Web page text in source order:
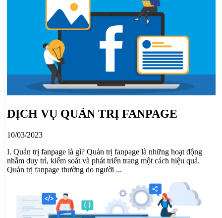
DỊCH VỤ QUẢN TRỊ FANPAGE
10/03/2023
I. Quản trị fanpage là gì? Quản trị fanpage là những hoạt động
nhằm duy trì, kiểm soát và phát triển trang một cách hiệu quả.
Quản trị fanpage thường do người ...